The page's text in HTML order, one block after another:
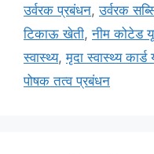
उर्वरक प्रबंधन,उर्वरक
टिकाऊ खेती,नीम कोटेड
स्वास्थ्य,मृदा स्वास्थ्य कार्ड
पोषक तत्व प्रबंधन